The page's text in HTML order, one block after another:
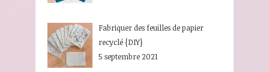
Fabriquer des feuilles de papier
recyclé {DIY}
5 septembre 2021